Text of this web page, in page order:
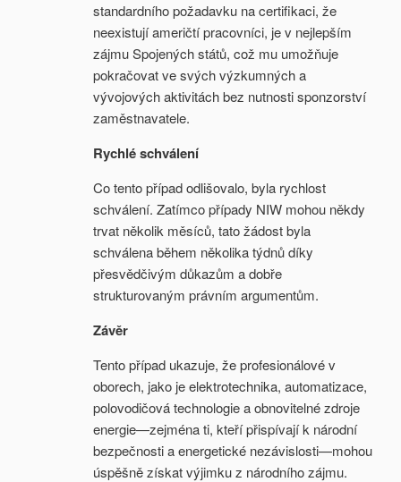
standardního požadavku na certifikaci, že
neexistují američtí pracovníci, je v nejlepším
zájmu Spojených států, což mu umožňuje
pokračovat ve svých výzkumných a
vývojových aktivitách bez nutnosti sponzorství
zaměstnavatele.
Rychlé schválení
Co tento případ odlišovalo, byla rychlost
schválení. Zatímco případy NIW mohou někdy
trvat několik měsíců, tato žádost byla
schválena během několika týdnů díky
přesvědčivým důkazům a dobře
strukturovaným právním argumentům.
Závěr
Tento případ ukazuje, že profesionálové v
oborech, jako je elektrotechnika, automatizace,
polovodičová technologie a obnovitelné zdroje
energie—zejména ti, kteří přispívají k národní
bezpečnosti a energetické nezávislosti—mohou
úspěšně získat výjimku z národního zájmu.